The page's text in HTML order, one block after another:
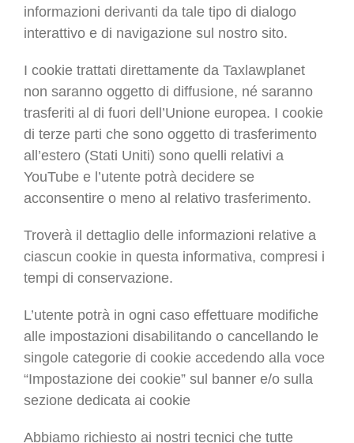
informazioni derivanti da tale tipo di dialogo
interattivo e di navigazione sul nostro sito.
I cookie trattati direttamente da Taxlawplanet
non saranno oggetto di diffusione, né saranno
trasferiti al di fuori dell’Unione europea. I cookie
di terze parti che sono oggetto di trasferimento
all’estero (Stati Uniti) sono quelli relativi a
YouTube e l’utente potrà decidere se
acconsentire o meno al relativo trasferimento.
Troverà il dettaglio delle informazioni relative a
ciascun cookie in questa informativa, compresi i
tempi di conservazione.
L’utente potrà in ogni caso effettuare modifiche
alle impostazioni disabilitando o cancellando le
singole categorie di cookie accedendo alla voce
“Impostazione dei cookie” sul banner e/o sulla
sezione dedicata ai cookie
Abbiamo richiesto ai nostri tecnici che tutte